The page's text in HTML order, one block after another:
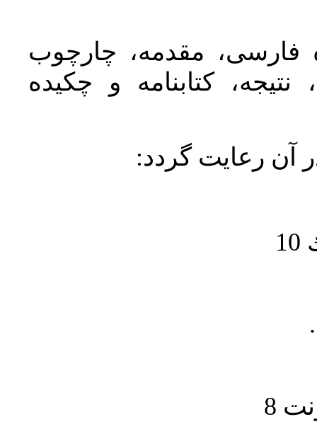
فارسی، مقدمه، چارچوب
کتابنامه و چکیده
آن رعايت گردد: